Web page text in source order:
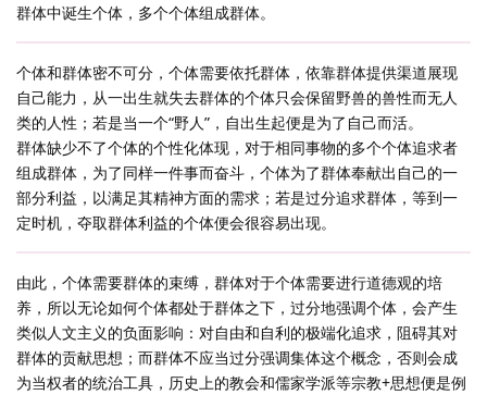
群体中诞生个体，多个个体组成群体。
个体和群体密不可分，个体需要依托群体，依靠群体提供渠道展现
自己能力，从一出生就失去群体的个体只会保留野兽的兽性而无人
类的人性；若是当一个“野人”，自出生起便是为了自己而活。
群体缺少不了个体的个性化体现，对于相同事物的多个个体追求者
组成群体，为了同样一件事而奋斗，个体为了群体奉献出自己的一
部分利益，以满足其精神方面的需求；若是过分追求群体，等到一
定时机，夺取群体利益的个体便会很容易出现。
由此，个体需要群体的束缚，群体对于个体需要进行道德观的培
养，所以无论如何个体都处于群体之下，过分地强调个体，会产生
类似人文主义的负面影响：对自由和自利的极端化追求，阻碍其对
群体的贡献思想；而群体不应当过分强调集体这个概念，否则会成
为当权者的统治工具，历史上的教会和儒家学派等宗教+思想便是例